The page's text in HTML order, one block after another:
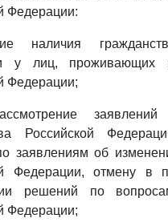
Федерации:
наличия
у лиц, проживающих
Федерации;
Российской
заявлениям об
Федерации, отмену в
решений по
Федерации;